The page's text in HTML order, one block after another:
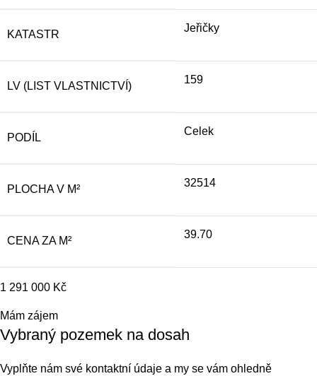
KATASTR
Jeřičky
LV (LIST VLASTNICTVÍ)
159
PODÍL
Celek
PLOCHA V M²
32514
CENA ZA M²
39.70
1 291 000 Kč
Mám zájem
Vybraný pozemek na dosah
Vyplňte nám své kontaktní údaje a my se vám ohledně